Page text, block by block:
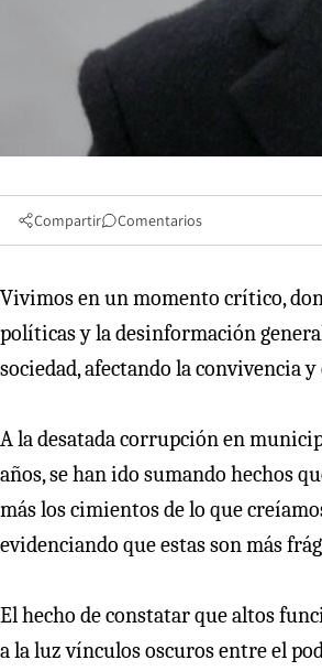
Compartir Comentarios
Vivimos en un momento crítico,
políticas y la desinformación
sociedad, afectando la convivencia
A la desatada corrupción en
años, se han ido sumando hechos
más los cimientos de lo que
evidenciando que estas son más
El hecho de constatar que altos
a la luz vínculos oscuros entre el